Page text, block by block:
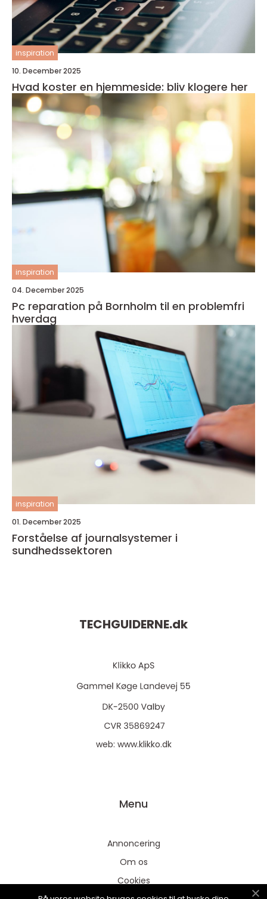
inspiration
10. December 2025
Hvad koster en hjemmeside: bliv klogere her
inspiration
04. December 2025
Pc reparation på Bornholm til en problemfri
hverdag
inspiration
01. December 2025
Forståelse af journalsystemer i
sundhedssektoren
TECHGUIDERNE.dk
web: www.klikko.dk
Menu
Annoncering
Om os
Cookies